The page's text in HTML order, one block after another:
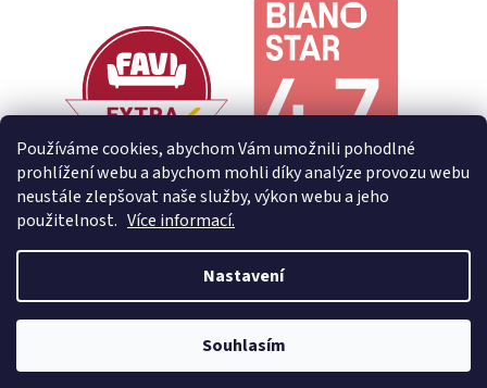
Používáme cookies, abychom Vám umožnili pohodlné
prohlížení webu a abychom mohli díky analýze provozu webu
neustále zlepšovat naše služby, výkon webu a jeho
použitelnost. Více informací.
Nastavení
Souhlasím
Vytvořil Shoptet
Creative Home. Všechna práva vyhrazena.